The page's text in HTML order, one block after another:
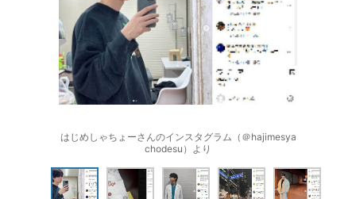
はじめしゃちょーさんのインスタグラム（＠hajimesya
chodesu）より